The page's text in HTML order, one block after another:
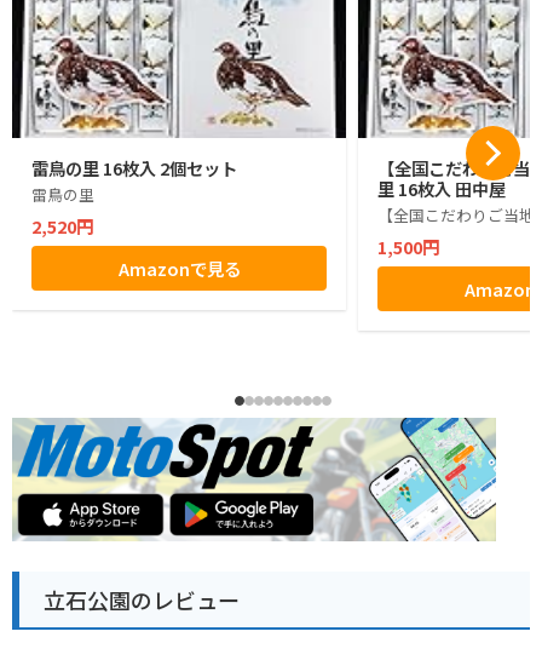
雷鳥の里 16枚入 2個セット
雷鳥の里
2,520円
Amazonで見る
【全国こだわりご
里 16枚入 田中屋
【全国こだわりご当
1,500円
Amazon
立石公園のレビュー